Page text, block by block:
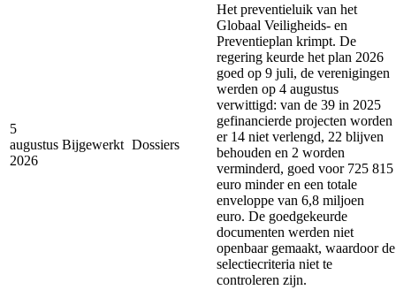
5
augustus
2026
Bijgewerkt Dossiers
Het preventieluik van het
Globaal Veiligheids- en
Preventieplan krimpt. De
regering keurde het plan 2026
goed op 9 juli, de verenigingen
werden op 4 augustus
verwittigd: van de 39 in 2025
gefinancierde projecten worden
er 14 niet verlengd, 22 blijven
behouden en 2 worden
verminderd, goed voor 725 815
euro minder en een totale
enveloppe van 6,8 miljoen
euro. De goedgekeurde
documenten werden niet
openbaar gemaakt, waardoor de
selectiecriteria niet te
controleren zijn.